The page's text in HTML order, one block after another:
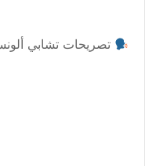
تصريحات تشابي